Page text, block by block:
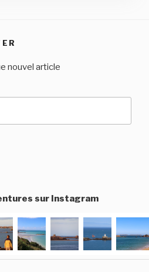
nouvel article
sur Instagram